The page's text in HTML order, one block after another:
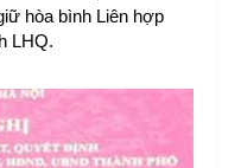
hòa bình Liên hợp
LHQ.